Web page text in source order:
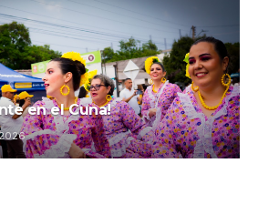
en el Cuna!